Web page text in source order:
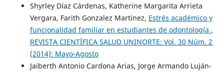
Shyrley Díaz Cárdenas, Katherine Margarita Arrieta
Vergara, Farith Gonzalez Martinez, Estrés académico y
funcionalidad familiar en estudiantes de odontología ,
REVISTA CIENTÍFICA SALUD UNINORTE: Vol. 30 Núm. 2
(2014): Mayo-Agosto
Jaiberth Antonio Cardona Arias, Jorge Armando Luján-